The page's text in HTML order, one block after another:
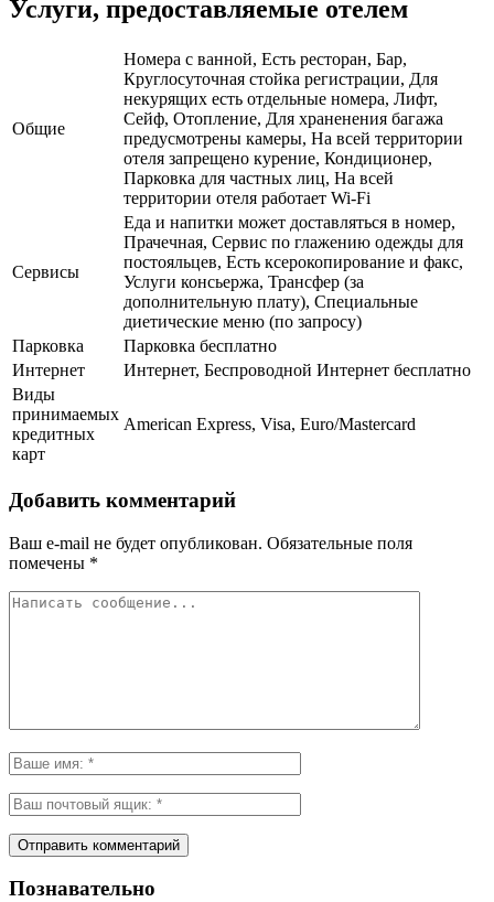
Услуги, предоставляемые отелем
Общие
Номера с ванной, Есть ресторан, Бар,
Круглосуточная стойка регистрации, Для
некурящих есть отдельные номера, Лифт,
Сейф, Отопление, Для храненения багажа
предусмотрены камеры, На всей территории
отеля запрещено курение, Кондиционер,
Парковка для частных лиц, На всей
территории отеля работает Wi-Fi
Сервисы
Еда и напитки может доставляться в номер,
Прачечная, Сервис по глажению одежды для
постояльцев, Есть ксерокопирование и факс,
Услуги консьержа, Трансфер (за
дополнительную плату), Специальные
диетические меню (по запросу)
Парковка
Парковка бесплатно
Интернет
Интернет, Беспроводной Интернет бесплатно
Виды
принимаемых
кредитных
карт
American Express, Visa, Euro/Mastercard
Добавить комментарий
Ваш e-mail не будет опубликован. Обязательные поля
помечены *
Познавательно